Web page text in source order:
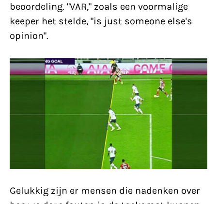
beoordeling. "VAR," zoals een voormalige
keeper het stelde, "is just someone else's
opinion".
Gelukkig zijn er mensen die nadenken over